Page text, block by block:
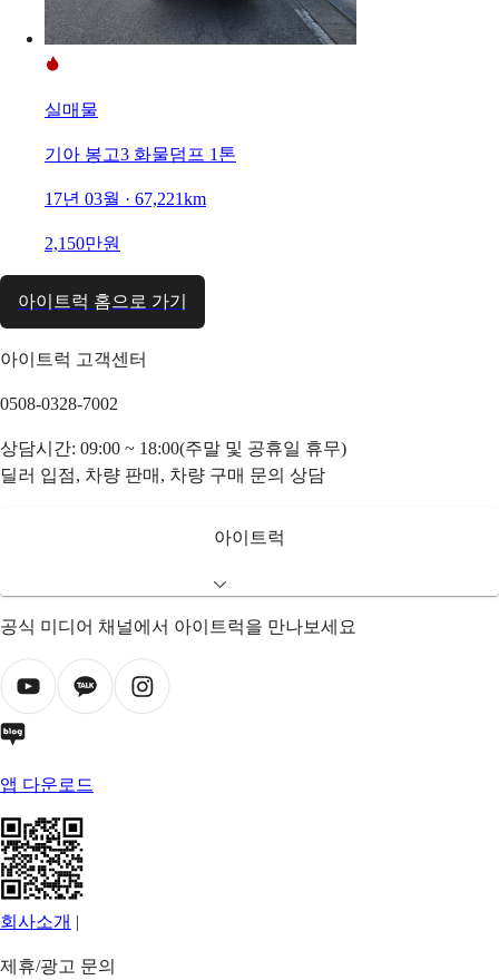
실매물
기아 봉고3 화물덤프 1톤
17년 03월 · 67,221km
2,150만원
아이트럭 홈으로 가기
아이트럭 고객센터
0508-0328-7002
상담시간: 09:00 ~ 18:00(주말 및 공휴일 휴무)
딜러 입점, 차량 판매, 차량 구매 문의 상담
아이트럭
공식 미디어 채널에서 아이트럭을 만나보세요
앱 다운로드
회사소개 |
제휴/광고 문의